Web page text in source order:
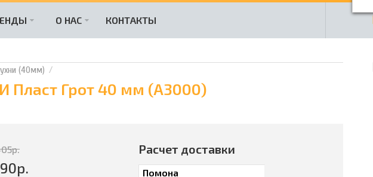
О НАС КОНТАКТЫ
(40мм)
Пласт Грот 40 мм (А3000)
р.
р.
Расчет доставки